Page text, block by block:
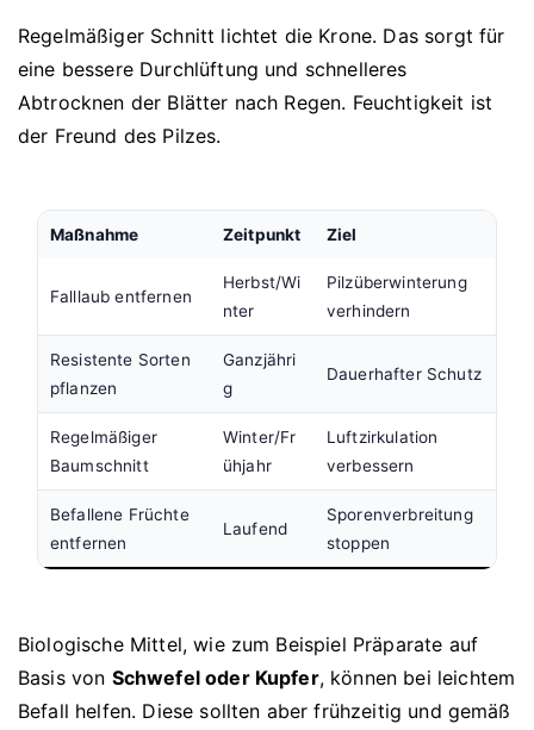
Regelmäßiger Schnitt lichtet die Krone. Das sorgt für
eine bessere Durchlüftung und schnelleres
Abtrocknen der Blätter nach Regen. Feuchtigkeit ist
der Freund des Pilzes.
Maßnahme Zeitpunkt Ziel
Falllaub entfernen
Herbst/Wi
nter
Pilzüberwinterung
verhindern
Resistente Sorten
pflanzen
Ganzjähri
g
Dauerhafter Schutz
Regelmäßiger
Baumschnitt
Winter/Fr
ühjahr
Luftzirkulation
verbessern
Befallene Früchte
entfernen
Laufend
Sporenverbreitung
stoppen
Biologische Mittel, wie zum Beispiel Präparate auf
Basis von Schwefel oder Kupfer, können bei leichtem
Befall helfen. Diese sollten aber frühzeitig und gemäß